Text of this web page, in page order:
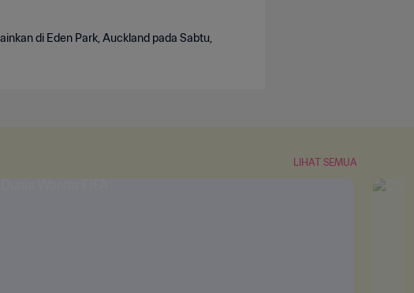
di Eden Park, Auckland pada Sabtu,
LIHAT SEMUA